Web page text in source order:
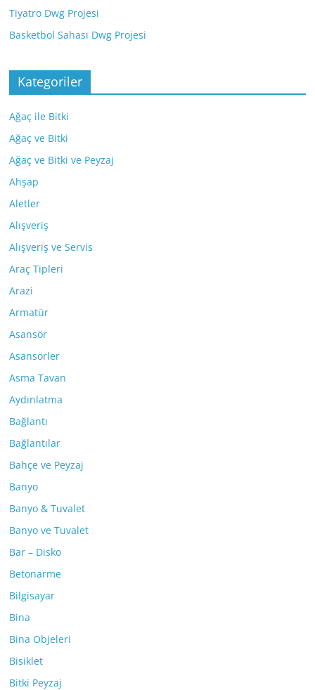
Tiyatro Dwg Projesi
Basketbol Sahası Dwg Projesi
Kategoriler
Ağaç ile Bitki
Ağaç ve Bitki
Ağaç ve Bitki ve Peyzaj
Ahşap
Aletler
Alışveriş
Alışveriş ve Servis
Araç Tipleri
Arazi
Armatür
Asansör
Asansörler
Asma Tavan
Aydınlatma
Bağlantı
Bağlantılar
Bahçe ve Peyzaj
Banyo
Banyo & Tuvalet
Banyo ve Tuvalet
Bar – Disko
Betonarme
Bilgisayar
Bina
Bina Objeleri
Bisiklet
Bitki Peyzaj